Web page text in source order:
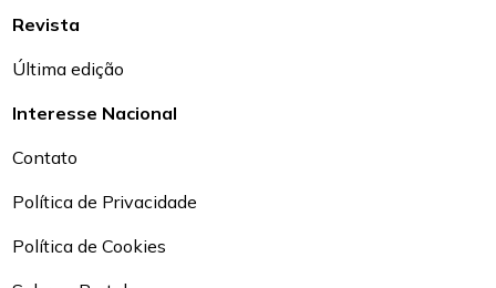
Revista
Última edição
Interesse Nacional
Contato
Política de Privacidade
Política de Cookies